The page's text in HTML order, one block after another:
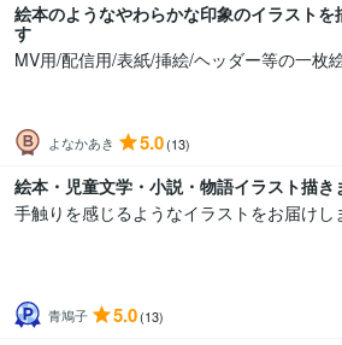
絵本のようなやわらかな印象のイラストを
す
MV用/配信用/表紙/挿絵/ヘッダー等の一枚
よなかあき 5.0(13)
絵本・児童文学・小説・物語イラスト描き
手触りを感じるようなイラストをお届けし
青鳩子 5.0(13)